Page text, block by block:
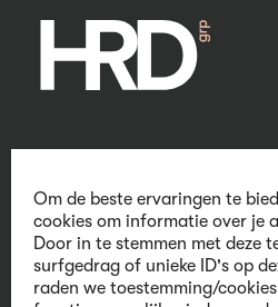
Om de beste ervaringen te
cookies om informatie over je
Door in te stemmen met deze
surfgedrag of unieke ID's op
raden we toestemming/
We believe in